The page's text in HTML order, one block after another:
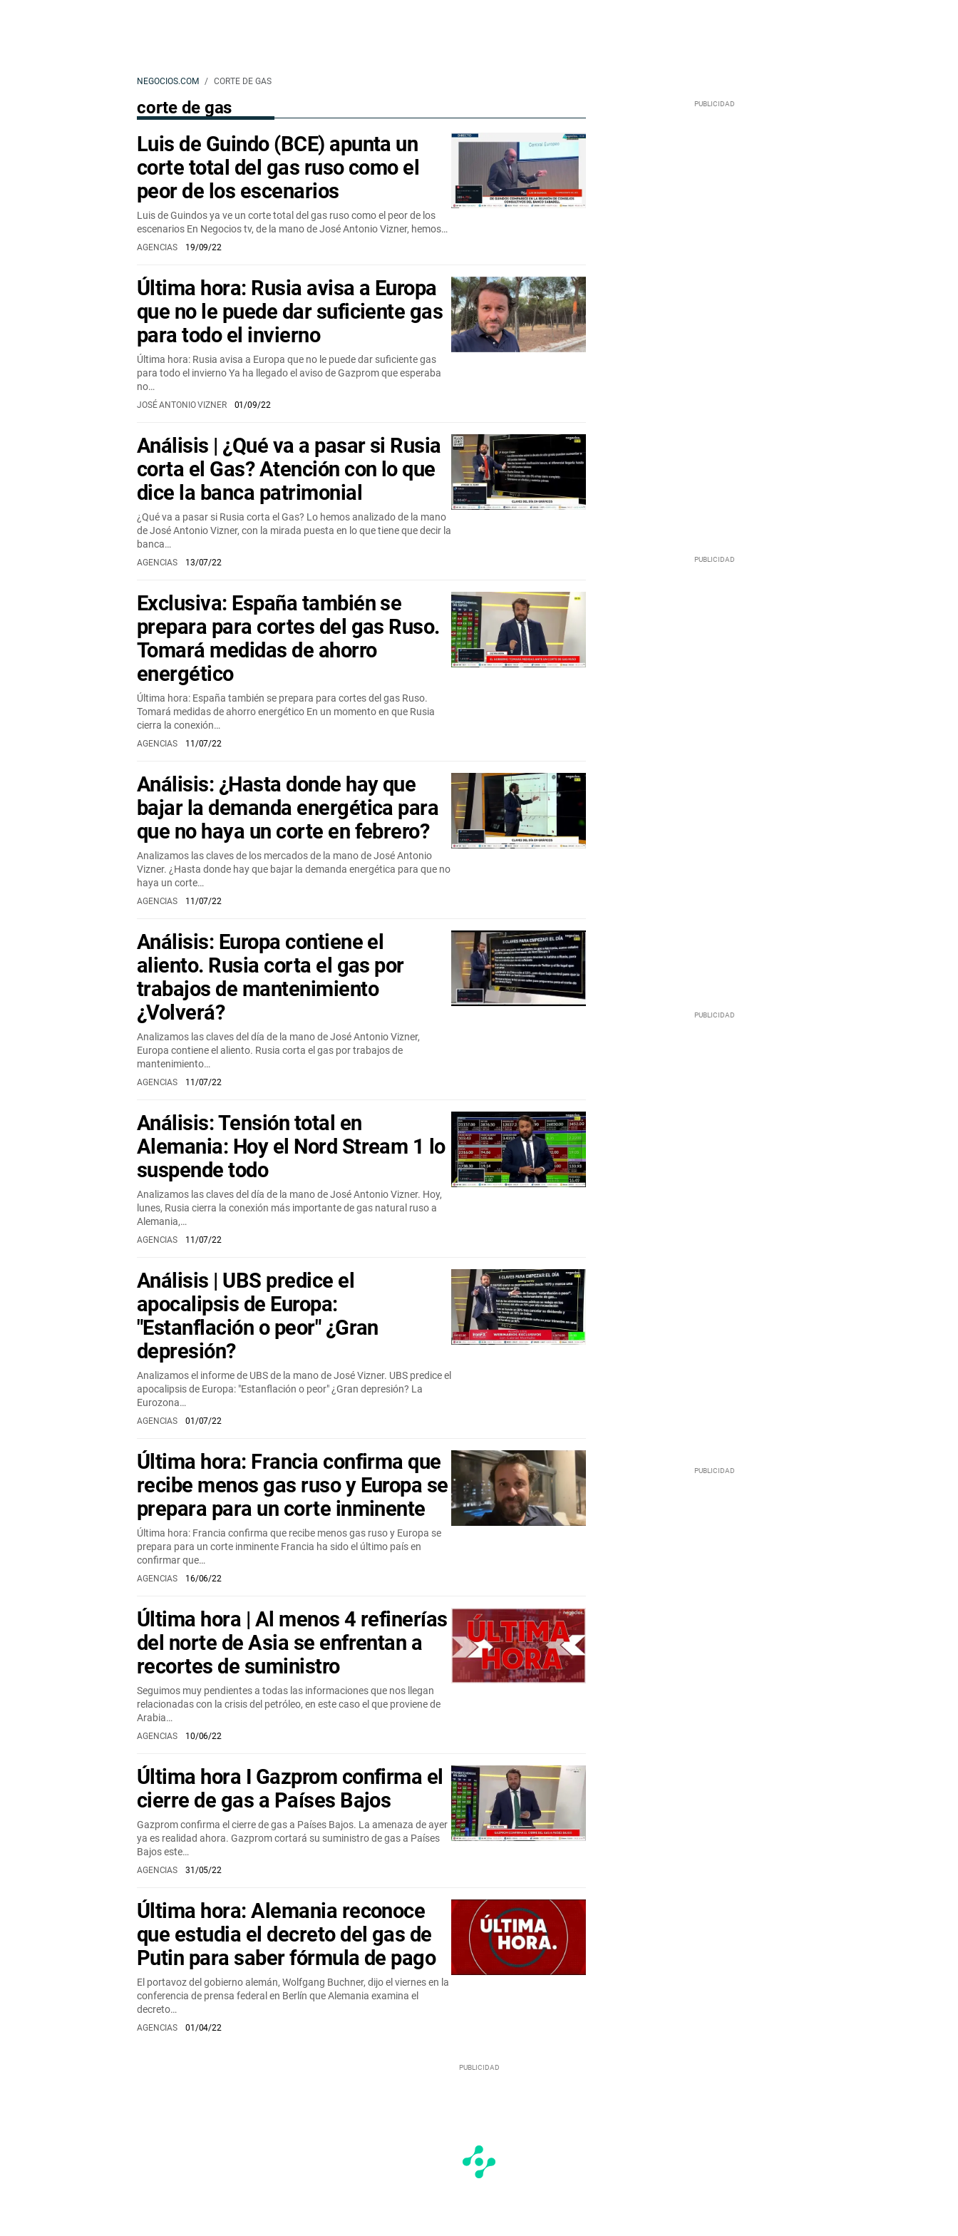
NEGOCIOS.COM CORTE DE GAS
corte de gas
Luis de Guindo (BCE) apunta un
corte total del gas ruso como el
peor de los escenarios
Luis de Guindos ya ve un corte total del gas ruso como el peor de los
escenarios En Negocios tv, de la mano de José Antonio Vizner, hemos…
AGENCIAS 19/09/22
Última hora: Rusia avisa a Europa
que no le puede dar suficiente gas
para todo el invierno
Última hora: Rusia avisa a Europa que no le puede dar suficiente gas
para todo el invierno Ya ha llegado el aviso de Gazprom que esperaba
no…
JOSÉ ANTONIO VIZNER 01/09/22
Análisis | ¿Qué va a pasar si Rusia
corta el Gas? Atención con lo que
dice la banca patrimonial
¿Qué va a pasar si Rusia corta el Gas? Lo hemos analizado de la mano
de José Antonio Vizner, con la mirada puesta en lo que tiene que decir la
banca…
AGENCIAS 13/07/22
Exclusiva: España también se
prepara para cortes del gas Ruso.
Tomará medidas de ahorro
energético
Última hora: España también se prepara para cortes del gas Ruso.
Tomará medidas de ahorro energético En un momento en que Rusia
cierra la conexión…
AGENCIAS 11/07/22
Análisis: ¿Hasta donde hay que
bajar la demanda energética para
que no haya un corte en febrero?
Analizamos las claves de los mercados de la mano de José Antonio
Vizner. ¿Hasta donde hay que bajar la demanda energética para que no
haya un corte…
AGENCIAS 11/07/22
Análisis: Europa contiene el
aliento. Rusia corta el gas por
trabajos de mantenimiento
¿Volverá?
Analizamos las claves del día de la mano de José Antonio Vizner,
Europa contiene el aliento. Rusia corta el gas por trabajos de
mantenimiento…
AGENCIAS 11/07/22
Análisis: Tensión total en
Alemania: Hoy el Nord Stream 1 lo
suspende todo
Analizamos las claves del día de la mano de José Antonio Vizner. Hoy,
lunes, Rusia cierra la conexión más importante de gas natural ruso a
Alemania,…
AGENCIAS 11/07/22
Análisis | UBS predice el
apocalipsis de Europa:
"Estanflación o peor" ¿Gran
depresión?
Analizamos el informe de UBS de la mano de José Vizner. UBS predice el
apocalipsis de Europa: "Estanflación o peor" ¿Gran depresión? La
Eurozona…
AGENCIAS 01/07/22
Última hora: Francia confirma que
recibe menos gas ruso y Europa se
prepara para un corte inminente
Última hora: Francia confirma que recibe menos gas ruso y Europa se
prepara para un corte inminente Francia ha sido el último país en
confirmar que…
AGENCIAS 16/06/22
Última hora | Al menos 4 refinerías
del norte de Asia se enfrentan a
recortes de suministro
Seguimos muy pendientes a todas las informaciones que nos llegan
relacionadas con la crisis del petróleo, en este caso el que proviene de
Arabia…
AGENCIAS 10/06/22
Última hora I Gazprom confirma el
cierre de gas a Países Bajos
Gazprom confirma el cierre de gas a Países Bajos. La amenaza de ayer
ya es realidad ahora. Gazprom cortará su suministro de gas a Países
Bajos este…
AGENCIAS 31/05/22
Última hora: Alemania reconoce
que estudia el decreto del gas de
Putin para saber fórmula de pago
El portavoz del gobierno alemán, Wolfgang Buchner, dijo el viernes en la
conferencia de prensa federal en Berlín que Alemania examina el
decreto…
AGENCIAS 01/04/22